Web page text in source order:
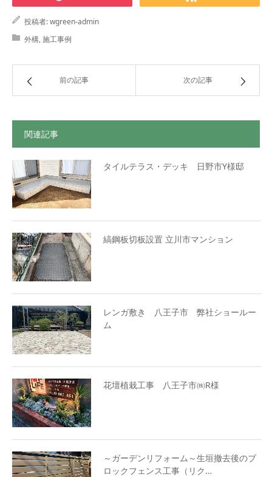
投稿者:wgreen-admin
外構,施工事例
前の記事 次の記事
関連記事
タイルテラス・デッキ 日野市Y様邸
縞鋼板切板設置 立川市マンション
レンガ敷き 八王子市 弊社ショールー
ム
花壇植栽工事 八王子市㈱R様
～ガーデンリフォーム～生垣撤去後のブ
ロックフェンス工事（リク…